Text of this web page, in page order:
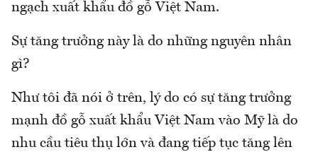
ngạch xuất khẩu đồ gỗ Việt Nam.
Sự tăng trưởng này là do những nguyên nhân
gì?
Như tôi đã nói ở trên, lý do có sự tăng trưởng
mạnh đồ gỗ xuất khẩu Việt Nam vào Mỹ là do
nhu cầu tiêu thụ lớn và đang tiếp tục tăng lên